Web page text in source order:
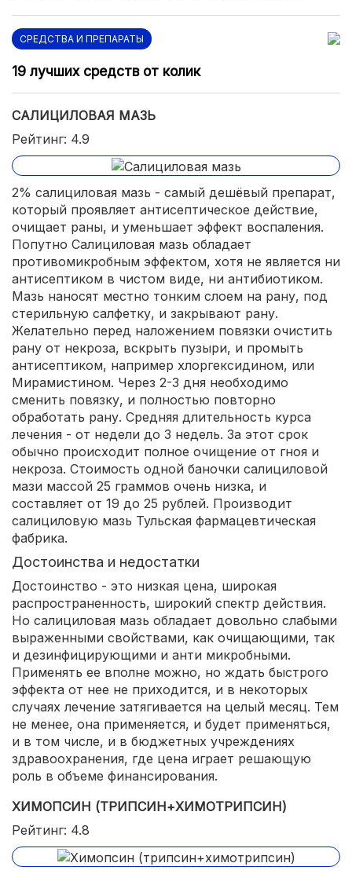
СРЕДСТВА И ПРЕПАРАТЫ
19 лучших средств от колик
САЛИЦИЛОВАЯ МАЗЬ
Рейтинг: 4.9
2% салициловая мазь - самый дешёвый препарат,
который проявляет антисептическое действие,
очищает раны, и уменьшает эффект воспаления.
Попутно Салициловая мазь обладает
противомикробным эффектом, хотя не является ни
антисептиком в чистом виде, ни антибиотиком.
Мазь наносят местно тонким слоем на рану, под
стерильную салфетку, и закрывают рану.
Желательно перед наложением повязки очистить
рану от некроза, вскрыть пузыри, и промыть
антисептиком, например хлоргексидином, или
Мирамистином. Через 2-3 дня необходимо
сменить повязку, и полностью повторно
обработать рану. Средняя длительность курса
лечения - от недели до 3 недель. За этот срок
обычно происходит полное очищение от гноя и
некроза. Стоимость одной баночки салициловой
мази массой 25 граммов очень низка, и
составляет от 19 до 25 рублей. Производит
салициловую мазь Тульская фармацевтическая
фабрика.
Достоинства и недостатки
Достоинство - это низкая цена, широкая
распространенность, широкий спектр действия.
Но салициловая мазь обладает довольно слабыми
выраженными свойствами, как очищающими, так
и дезинфицирующими и анти микробными.
Применять ее вполне можно, но ждать быстрого
эффекта от нее не приходится, и в некоторых
случаях лечение затягивается на целый месяц. Тем
не менее, она применяется, и будет применяться,
и в том числе, и в бюджетных учреждениях
здравоохранения, где цена играет решающую
роль в объеме финансирования.
ХИМОПСИН (ТРИПСИН+ХИМОТРИПСИН)
Рейтинг: 4.8